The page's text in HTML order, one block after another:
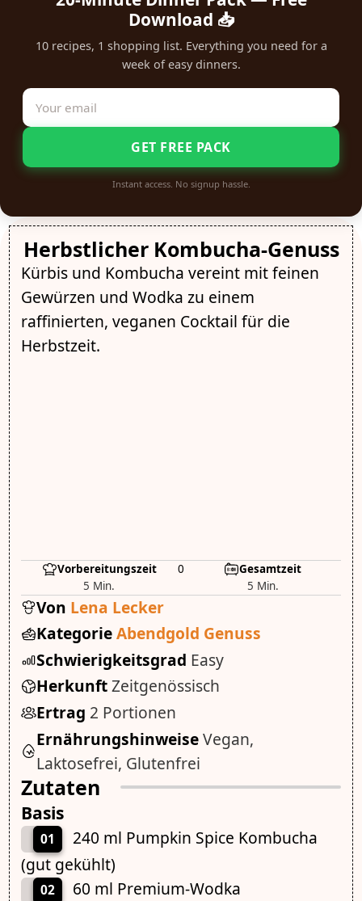
Download 📥
10 recipes, 1 shopping list. Everything you need for a
week of easy dinners.
GET FREE PACK
Instant access. No signup hassle.
Herbstlicher Kombucha-Genuss
Kürbis und Kombucha vereint mit feinen
Gewürzen und Wodka zu einem
raffinierten, veganen Cocktail für die
Herbstzeit.
Vorbereitungszeit
5 Min.
0
Gesamtzeit
5 Min.
Von Lena Lecker
KategorieAbendgold Genuss
Schwierigkeitsgrad Easy
HerkunftZeitgenössisch
Ertrag 2 Portionen
ErnährungshinweiseVegan,
Laktosefrei, Glutenfrei
Zutaten
Basis
01
240 ml Pumpkin Spice Kombucha
(gut gekühlt)
02 60 ml Premium-Wodka